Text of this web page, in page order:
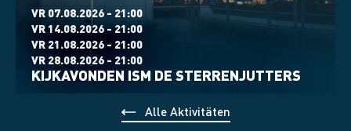
VR 07.08.2026 - 21:00
VR 14.08.2026 - 21:00
VR 21.08.2026 - 21:00
VR 28.08.2026 - 21:00
KIJKAVONDEN ISM DE STERRENJUTTERS
Alle Aktivitäten